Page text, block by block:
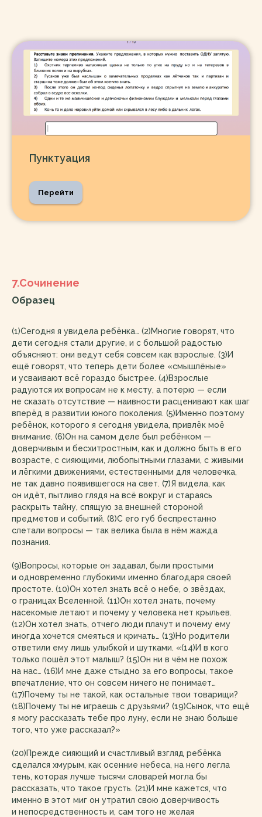
Пунктуация
Перейти
7.Сочинение
Образец
(1)Сегодня я увидела ребёнка… (2)Многие говорят, что
дети сегодня стали другие, и с большой радостью
объясняют: они ведут себя совсем как взрослые. (3)И
ещё говорят, что теперь дети более «смышлёные»
и усваивают всё гораздо быстрее. (4)Взрослые
радуются их вопросам не к месту, а потерю — если
не сказать отсутствие — наивности расценивают как шаг
вперёд в развитии юного поколения. (5)Именно поэтому
ребёнок, которого я сегодня увидела, привлёк моё
внимание. (6)Он на самом деле был ребёнком —
доверчивым и бесхитростным, как и должно быть в его
возрасте, с сияющими, любопытными глазами, с живыми
и лёгкими движениями, естественными для человечка,
не так давно появившегося на свет. (7)Я видела, как
он идёт, пытливо глядя на всё вокруг и стараясь
раскрыть тайну, спящую за внешней стороной
предметов и событий. (8)С его губ беспрестанно
слетали вопросы — так велика была в нём жажда
познания.
(9)Вопросы, которые он задавал, были простыми
и одновременно глубокими именно благодаря своей
простоте. (10)Он хотел знать всё о небе, о звёздах,
о границах Вселенной. (11)Он хотел знать, почему
насекомые летают и почему у человека нет крыльев.
(12)Он хотел знать, отчего люди плачут и почему ему
иногда хочется смеяться и кричать… (13)Но родители
ответили ему лишь улыбкой и шутками. «(14)И в кого
только пошёл этот малыш? (15)Он ни в чём не похож
на нас… (16)И мне даже стыдно за его вопросы, такое
впечатление, что он совсем ничего не понимает…
(17)Почему ты не такой, как остальные твои товарищи?
(18)Почему ты не играешь с друзьями? (19)Сынок, что ещё
я могу рассказать тебе про луну, если не знаю больше
того, что уже рассказал?»
(20)Прежде сияющий и счастливый взгляд ребёнка
сделался хмурым, как осенние небеса, на него легла
тень, которая лучше тысячи словарей могла бы
рассказать, что такое грусть. (21)И мне кажется, что
именно в этот миг он утратил свою доверчивость
и непосредственность и, сам того не желая